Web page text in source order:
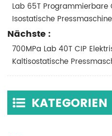
Lab 65T Programmierbare
Isostatische Pressmaschine
Nächste :
700MPa Lab 40T CIP
Kaltisostatische
KATEGORIEN